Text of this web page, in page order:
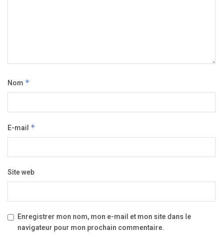
Nom *
E-mail *
Site web
Enregistrer mon nom, mon e-mail et mon site dans le
navigateur pour mon prochain commentaire.